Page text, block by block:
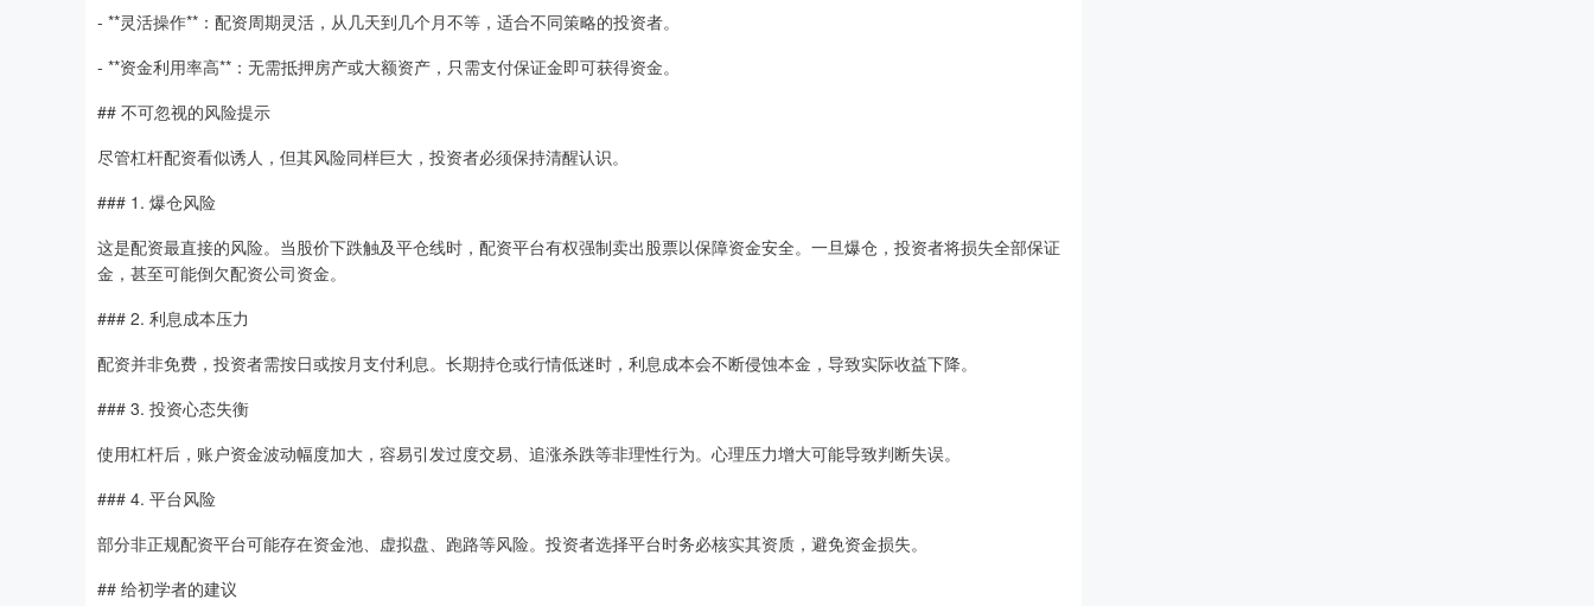
- **灵活操作**：配资周期灵活，从几天到几个月不等，适合不同策略的投资者。
- **资金利用率高**：无需抵押房产或大额资产，只需支付保证金即可获得资金。
## 不可忽视的风险提示
尽管杠杆配资看似诱人，但其风险同样巨大，投资者必须保持清醒认识。
### 1. 爆仓风险
这是配资最直接的风险。当股价下跌触及平仓线时，配资平台有权强制卖出股票以保障资金安全。一旦爆仓，投资者将损失全部保证
金，甚至可能倒欠配资公司资金。
### 2. 利息成本压力
配资并非免费，投资者需按日或按月支付利息。长期持仓或行情低迷时，利息成本会不断侵蚀本金，导致实际收益下降。
### 3. 投资心态失衡
使用杠杆后，账户资金波动幅度加大，容易引发过度交易、追涨杀跌等非理性行为。心理压力增大可能导致判断失误。
### 4. 平台风险
部分非正规配资平台可能存在资金池、虚拟盘、跑路等风险。投资者选择平台时务必核实其资质，避免资金损失。
## 给初学者的建议